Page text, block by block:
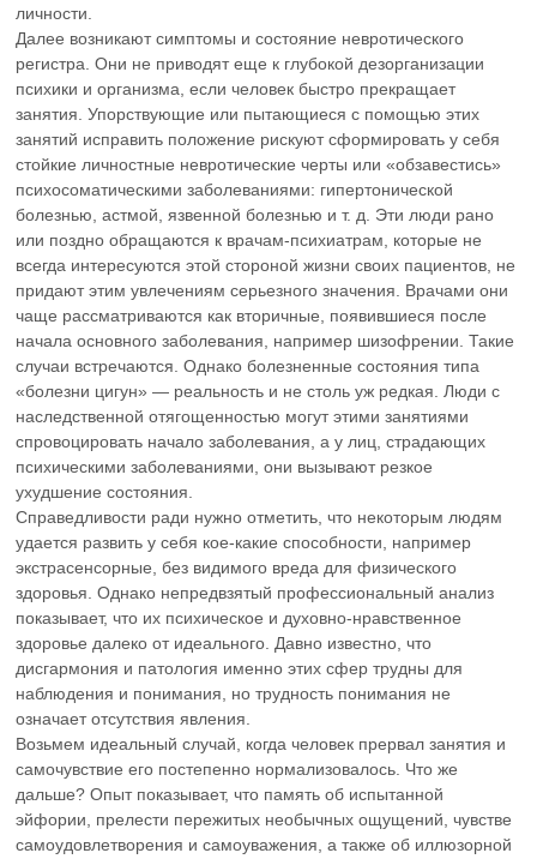
личности.
Далее возникают симптомы и состояние невротического
регистра. Они не приводят еще к глубокой дезорганизации
психики и организма, если человек быстро прекращает
занятия. Упорствующие или пытающиеся с помощью этих
занятий исправить положение рискуют сформировать у себя
стойкие личностные невротические черты или «обзавестись»
психосоматическими заболеваниями: гипертонической
болезнью, астмой, язвенной болезнью и т. д. Эти люди рано
или поздно обращаются к врачам-психиатрам, которые не
всегда интересуются этой стороной жизни своих пациентов, не
придают этим увлечениям серьезного значения. Врачами они
чаще рассматриваются как вторичные, появившиеся после
начала основного заболевания, например шизофрении. Такие
случаи встречаются. Однако болезненные состояния типа
«болезни цигун» — реальность и не столь уж редкая. Люди с
наследственной отягощенностью могут этими занятиями
спровоцировать начало заболевания, а у лиц, страдающих
психическими заболеваниями, они вызывают резкое
ухудшение состояния.
Справедливости ради нужно отметить, что некоторым людям
удается развить у себя кое-какие способности, например
экстрасенсорные, без видимого вреда для физического
здоровья. Однако непредвзятый профессиональный анализ
показывает, что их психическое и духовно-нравственное
здоровье далеко от идеального. Давно известно, что
дисгармония и патология именно этих сфер трудны для
наблюдения и понимания, но трудность понимания не
означает отсутствия явления.
Возьмем идеальный случай, когда человек прервал занятия и
самочувствие его постепенно нормализовалось. Что же
дальше? Опыт показывает, что память об испытанной
эйфории, прелести пережитых необычных ощущений, чувстве
самоудовлетворения и самоуважения, а также об иллюзорной